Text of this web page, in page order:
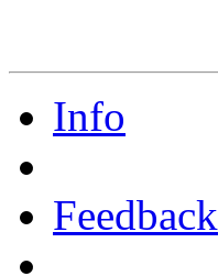
Info
Feedback